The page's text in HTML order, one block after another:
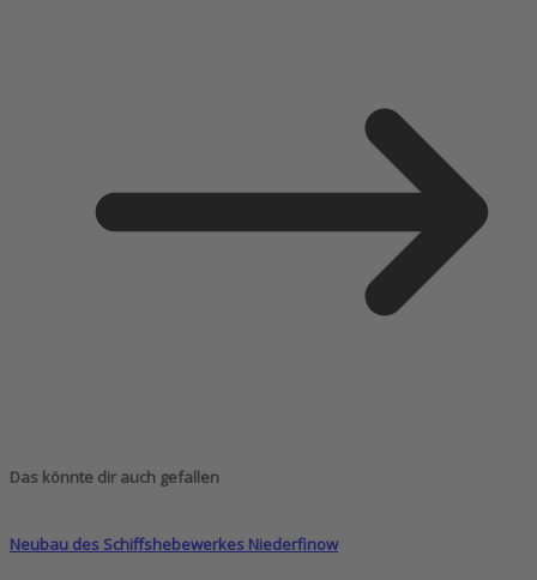
Das könnte dir auch gefallen
Neubau des Schiffshebewerkes Niederfinow